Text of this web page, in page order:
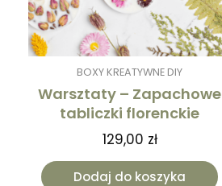
BOXY KREATYWNE DIY
Warsztaty – Zapachowe
tabliczki florenckie
129,00 zł
Dodaj do koszyka